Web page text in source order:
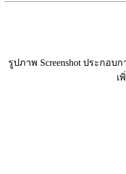
รูปภาพ Screenshot ประกอบ
เ